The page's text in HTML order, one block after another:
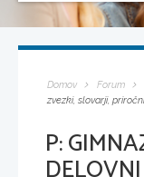
Domov Forum
zvezki, slovarji,
P: